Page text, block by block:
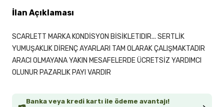
Banka veya kredi kartı ile ödeme avantajı!
İlan Açıklaması
SCARLETT MARKA KONDİSYON BİSİKLETIDIR... SERTLİK
YUMUŞAKLIK DİRENÇ AYARLARI TAM OLARAK ÇALIŞMAKTADIR
ARACI OLMAYANA YAKIN MESAFELERDE ÜCRETSİZ YARDIMCI
OLUNUR PAZARLIK PAYI VARDIR